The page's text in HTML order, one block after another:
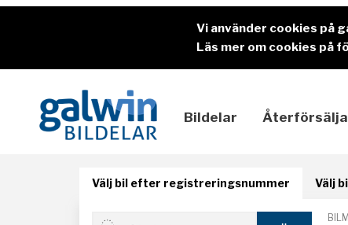
Vi använder cookies på
Läs mer om cookies på
Bildelar
Välj bil efter registreringsnummer Välj